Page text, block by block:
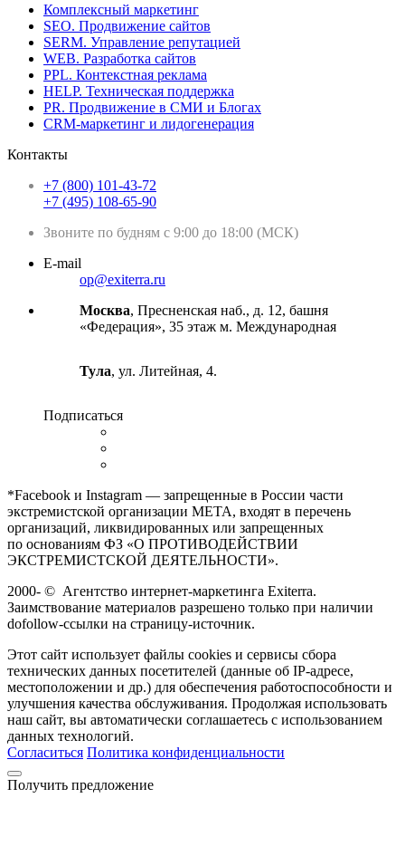
Комплексный маркетинг
SEO. Продвижение сайтов
SERM. Управление репутацией
WEB. Разработка сайтов
PPL. Контекстная реклама
HELP. Техническая поддержка
PR. Продвижение в СМИ и Блогах
CRM-маркетинг и лидогенерация
Контакты
+7 (800) 101-43-72
+7 (495) 108-65-90
Звоните по будням с 9:00 до 18:00 (МСК)
E-mail
op@exiterra.ru
Москва, Пресненская наб., д. 12, башня
«Федерация», 35 этаж м. Международная
Тула, ул. Литейная, 4.
Подписаться
*Facebook и Instagram — запрещенные в России части
экстремистской организации META, входят в перечень
организаций, ликвидированных или запрещенных
по основаниям ФЗ «О ПРОТИВОДЕЙСТВИИ
ЭКСТРЕМИСТСКОЙ ДЕЯТЕЛЬНОСТИ».
2000- © Агентство интернет-маркетинга Exiterra.
Заимствование материалов разрешено только при наличии
dofollow-ссылки на страницу-источник.
Этот сайт использует файлы cookies и сервисы сбора
технических данных посетителей (данные об IP-адресе,
местоположении и др.) для обеспечения работоспособности и
улучшения качества обслуживания. Продолжая использовать
наш сайт, вы автоматически соглашаетесь с использованием
данных технологий.
Согласиться Политика конфиденциальности
Получить предложение